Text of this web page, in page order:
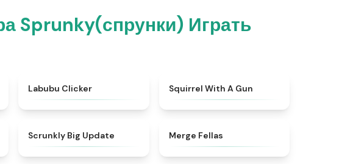
Sprunky(спрунки) Играть
Labubu Clicker Squirrel With A Gun
Scrunkly Big Update Merge Fellas